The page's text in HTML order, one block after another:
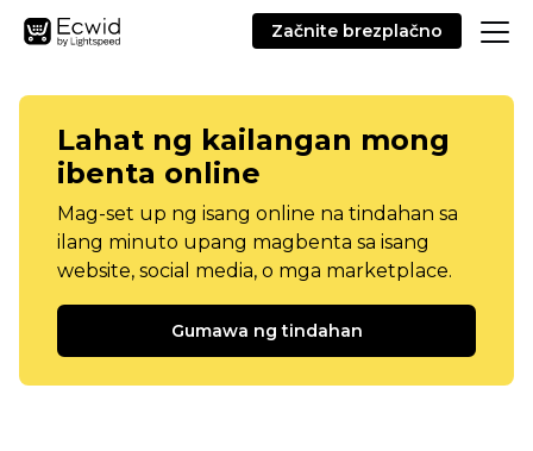
Začnite brezplačno
Lahat ng kailangan mong
ibenta online
Mag-set up ng isang online na tindahan sa
ilang minuto upang magbenta sa isang
website, social media, o mga marketplace.
Gumawa ng tindahan